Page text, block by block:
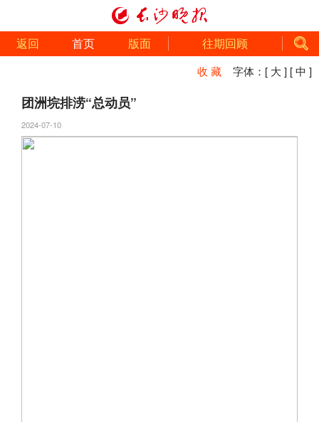
返回 首页 版面 往期回顾
收 藏 字体： [ 大 ] [ 中 ]
团洲垸排涝“总动员”
2024-07-10